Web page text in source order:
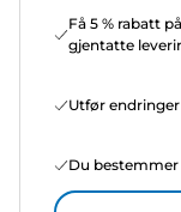
Få 5 % rabatt
gjentatte
Utfør
Du